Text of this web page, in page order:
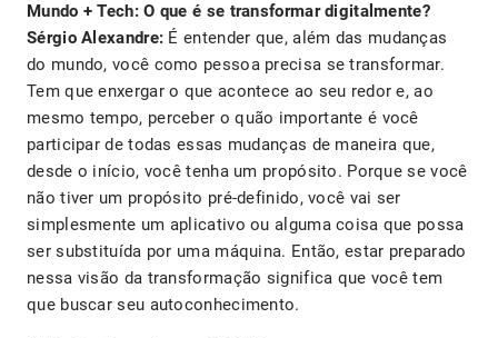
Mundo + Tech: O que é se transformar digitalmente?
Sérgio Alexandre: É entender que, além das mudanças
do mundo, você como pessoa precisa se transformar.
Tem que enxergar o que acontece ao seu redor e, ao
mesmo tempo, perceber o quão importante é você
participar de todas essas mudanças de maneira que,
desde o início, você tenha um propósito. Porque se você
não tiver um propósito pré-definido, você vai ser
simplesmente um aplicativo ou alguma coisa que possa
ser substituída por uma máquina. Então, estar preparado
nessa visão da transformação significa que você tem
que buscar seu autoconhecimento.